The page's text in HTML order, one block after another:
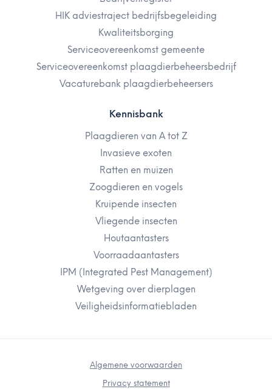
HIK adviestraject bedrijfsbegeleiding
Kwaliteitsborging
Serviceovereenkomst gemeente
Serviceovereenkomst plaagdierbeheersbedrijf
Vacaturebank plaagdierbeheersers
Kennisbank
Plaagdieren van A tot Z
Invasieve exoten
Ratten en muizen
Zoogdieren en vogels
Kruipende insecten
Vliegende insecten
Houtaantasters
Voorraadaantasters
IPM (Integrated Pest Management)
Wetgeving over dierplagen
Veiligheidsinformatiebladen
Algemene voorwaarden
Privacy statement